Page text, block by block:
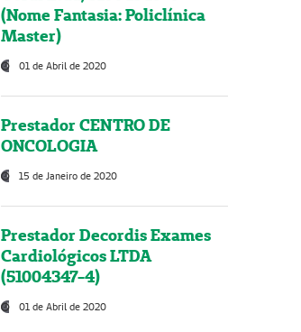
(Nome Fantasia: Policlínica
Master)
01 de Abril de 2020
Prestador CENTRO DE
ONCOLOGIA
15 de Janeiro de 2020
Prestador Decordis Exames
Cardiológicos LTDA
(51004347-4)
01 de Abril de 2020